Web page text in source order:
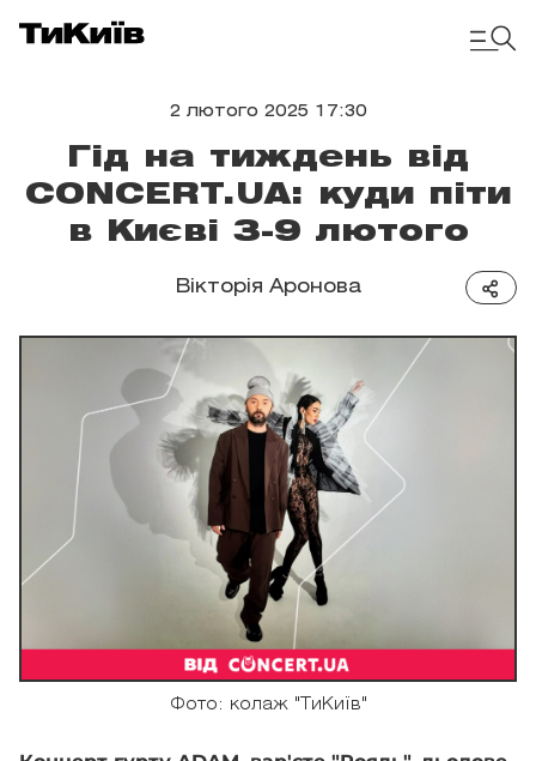
2 лютого 2025 17:30
Гід на тиждень від
CONCERT.UA: куди піти
в Києві 3-9 лютого
Вікторія Аронова
Фото: колаж "ТиКиїв"